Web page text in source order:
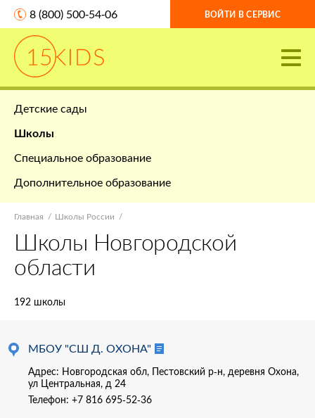
8 (800) 500-54-06 ВОЙТИ В СЕРВИС
Детские сады
Школы
Специальное образование
Дополнительное образование
Главная Школы России
Школы Новгородской
области
192 школы
МБОУ "СШ Д. ОХОНА"
Адрес: Новгородская обл, Пестовский р-н, деревня Охона,
ул Центральная, д 24
Телефон: +7 816 695-52-36